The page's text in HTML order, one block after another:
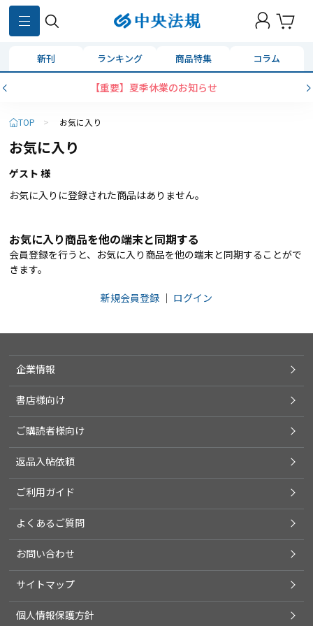
新刊 ランキング 商品特集 コラム
【重要】夏季休業のお知らせ
TOP > お気に入り
お気に入り
ゲスト 様
お気に入りに登録された商品はありません。
お気に入り商品を他の端末と同期する
会員登録を行うと、お気に入り商品を他の端末と同期することがで
きます。
新規会員登録 ｜ ログイン
企業情報
書店様向け
ご購読者様向け
返品入帖依頼
ご利用ガイド
よくあるご質問
お問い合わせ
サイトマップ
個人情報保護方針